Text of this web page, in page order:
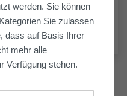
werden. Sie können
Sie zulassen
dass auf Basis Ihrer
mehr alle
Verfügung stehen.